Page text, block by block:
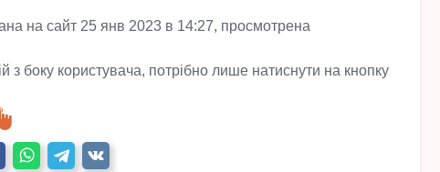
на сайт 25 янв 2023 в 14:27, просмотрена
з боку користувача, потрібно лише натиснути на кнопку